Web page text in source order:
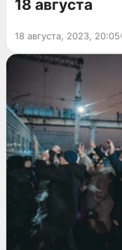
18 августа
18 августа, 2023, 20:05